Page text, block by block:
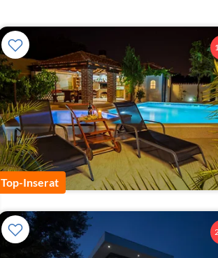
Top-Inserat